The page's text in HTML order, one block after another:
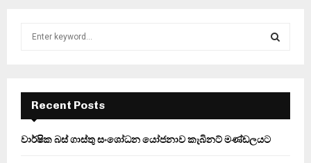
f
r
E
A
Recent Posts
වාර්ෂික බස් ගාස්තු සංශෝධන යෝජනාව කැබිනට් මණ්ඩලයට